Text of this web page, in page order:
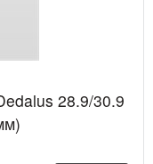
28.9/30.9